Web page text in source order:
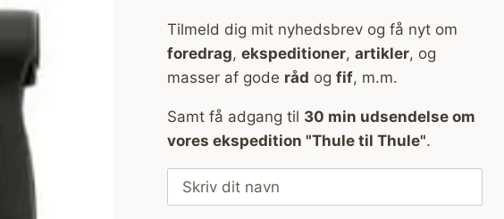
Tilmeld dig mit nyhedsbrev og få nyt om
foredrag, ekspeditioner, artikler, og
masser af gode råd og fif, m.m.
Samt få adgang til 30 min udsendelse om
vores ekspedition "Thule til Thule".